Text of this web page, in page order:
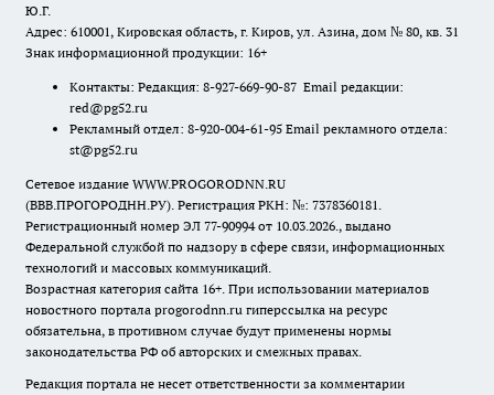
Ю.Г.
Адрес: 610001, Кировская область, г. Киров, ул. Азина, дом № 80, кв. 31
Знак информационной продукции: 16+
Контакты: Редакция: 8-927-669-90-87 Email редакции:
red@pg52.ru
Рекламный отдел: 8-920-004-61-95 Email рекламного отдела:
st@pg52.ru
Сетевое издание WWW.PROGORODNN.RU
(ВВВ.ПРОГОРОДНН.РУ). Регистрация РКН: №: 7378360181.
Регистрационный номер ЭЛ 77-90994 от 10.03.2026., выдано
Федеральной службой по надзору в сфере связи, информационных
технологий и массовых коммуникаций.
Возрастная категория сайта 16+. При использовании материалов
новостного портала progorodnn.ru гиперссылка на ресурс
обязательна, в противном случае будут применены нормы
законодательства РФ об авторских и смежных правах.
Редакция портала не несет ответственности за комментарии